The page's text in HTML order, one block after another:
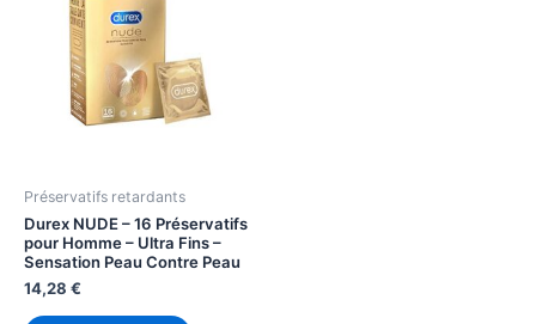
Préservatifs retardants
Durex NUDE – 16 Préservatifs
pour Homme – Ultra Fins –
Sensation Peau Contre Peau
14,28 €